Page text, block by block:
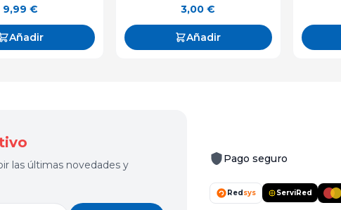
9,99€
Añadir
3,00€
Añadir
las últimas novedades y
Pago seguro
Redsys ServiRed